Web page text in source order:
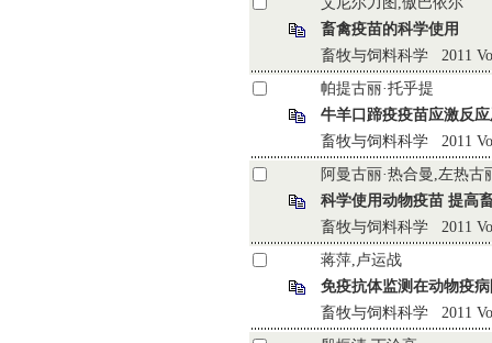
畜禽疫苗的科学使用
畜牧与饲料科学 2011
帕提古丽·托乎提
牛羊口蹄疫疫苗应激反
畜牧与饲料科学 2011
阿曼古丽·热合曼,左热古
科学使用动物疫苗 提高
畜牧与饲料科学 2011
蒋萍,卢运战
免疫抗体监测在动物疫
畜牧与饲料科学 2011